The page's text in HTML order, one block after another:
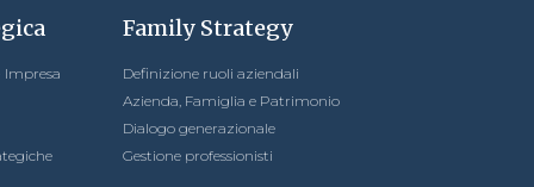
Family Strategy
Definizione ruoli aziendali
Azienda, Famiglia e Patrimonio
Dialogo generazionale
Gestione professionisti